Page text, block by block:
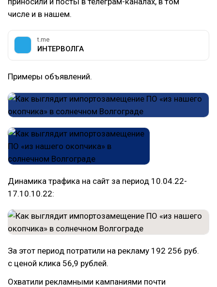
числе и в нашем.
t.me
ИНТЕРВОЛГА
Примеры объявлений.
Динамика трафика на сайт за период 10.04.22-
17.10.10.22:
За этот период потратили на рекламу 192 256 руб.
с ценой клика 56,9 рублей.
Охватили рекламными кампаниями почти